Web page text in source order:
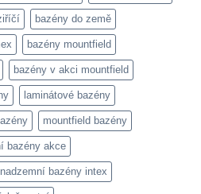
bazény do země
bazény mountfield
bazény v akci mountfield
laminátové bazény
mountfield bazény
bazény akce
nadzemní bazény intex